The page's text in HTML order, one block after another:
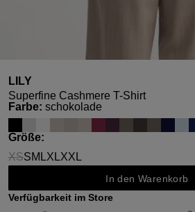
LILY
Superfine Cashmere T-Shirt
Farbeauswählen
: schokolade
Größeauswählen
:
XS
(Diese Option ist zurzeit nicht verfügbar.)
SM LXLXXL
In den Warenkorb
Verfügbarkeit im Store